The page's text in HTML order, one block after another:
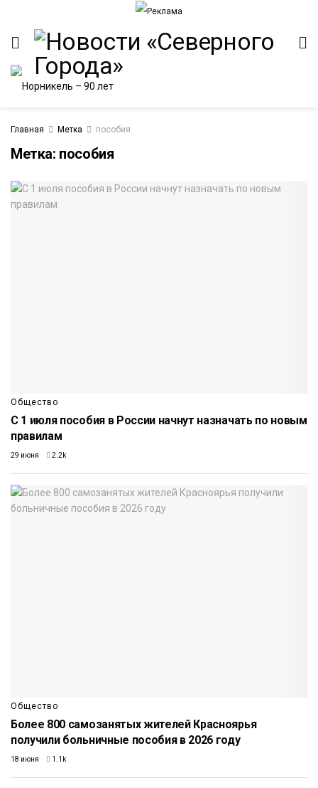
Главная Метка пособия
Метка: пособия
Общество
С 1 июля пособия в России начнут назначать по новым
правилам
29 июня 2.2k
Общество
Более 800 самозанятых жителей Красноярья
получили больничные пособия в 2026 году
18 июня 1.1k